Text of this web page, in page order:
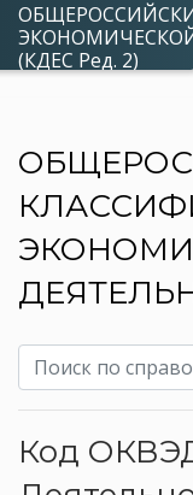
ЭКОНОМИЧЕСКОЙ
(КДЕС Ред. 2)
Код ОКВЭД